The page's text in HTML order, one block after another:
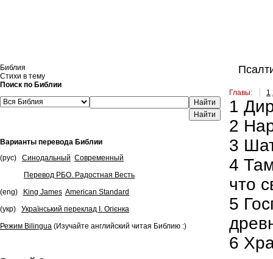
Библия
Стихи в тему
Поиск по Библии
Найти
Варианты перевода Библии
(рус)
Синодальный Современный
Перевод РБО. Радостная Весть
(eng)
King James American Standard
(укр)
Український переклад І. Огієнка
Режим Bilingua (Изучайте английский читая Библию :)
Главы: 1
1
2
3
4
что
5
6